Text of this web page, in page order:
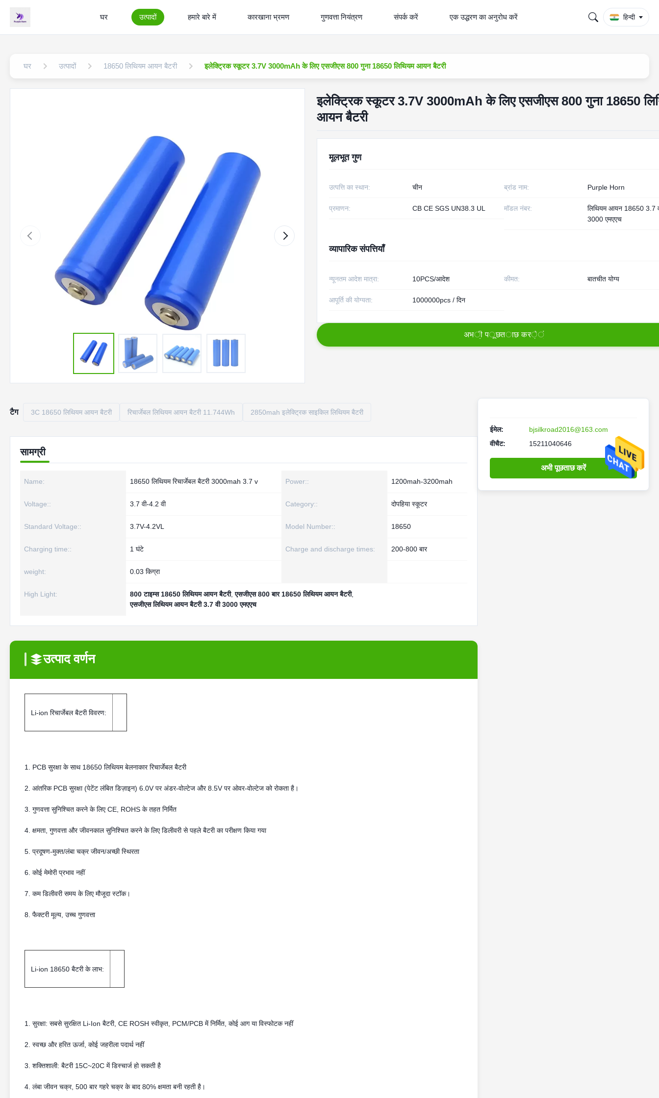
घर उत्पादों हमारे बारे में कारखाना भ्रमण गुणवत्ता नियंत्रण संपर्क करें एक उद्धरण का अनुरोध करें हिन्दी
घर उत्पादों 18650 लिथियम आयन बैटरी इलेक्ट्रिक स्कूटर 3.7V 3000mAh के लिए एसजीएस 800 गुना 18650 लिथियम आयन बैटरी
इलेक्ट्रिक स्कूटर 3.7V 3000mAh के लिए एसजीएस 800 गुना 18650
आयन बैटरी
मूलभूत गुण
उत्पत्ति का स्थान: चीन ब्रांड नाम: Purple Horn
प्रमाणन: CB CE SGS UN38.3 UL मॉडल नंबर:
लिथियम आयन 18650 3.7
3000 एमएएच
व्यापारिक संपत्तियाँ
न्यूनतम आदेश मात्रा: 10PCS/आदेश कीमत: बातचीत योग्य
आपूर्ति की योग्यता: 1000000pcs / दिन
अभी पूछताछ करें
टैग 3C 18650 लिथियम आयन बैटरी रिचार्जेबल लिथियम आयन बैटरी 11.744Wh 2850mah इलेक्ट्रिक साइकिल लिथियम बैटरी
सामग्री
Name: 18650 लिथियम रिचार्जेबल बैटरी 3000mah 3.7 v Power:: 1200mah-3200mah
Voltage:: 3.7 वी-4.2 वी Category:: दोपहिया स्कूटर
Standard Voltage:: 3.7V-4.2VL Model Number:: 18650
Charging time:: 1 घंटे Charge and discharge times: 200-800 बार
weight: 0.03 किग्रा
High Light: 800 टाइम्स 18650 लिथियम आयन बैटरी,एसजीएस 800 बार 18650 लिथियम आयन बैटरी,
एसजीएस लिथियम आयन बैटरी 3.7 वी 3000 एमएएच
उत्पाद वर्णन
Li-ion रिचार्जेबल बैटरी विवरण:
1. PCB सुरक्षा के साथ 18650 लिथियम बेलनाकार रिचार्जेबल बैटरी
2. आंतरिक PCB सुरक्षा (पेटेंट लंबित डिज़ाइन) 6.0V पर अंडर-वोल्टेज और 8.5V पर ओवर-वोल्टेज को रोकता है।
3. गुणवत्ता सुनिश्चित करने के लिए CE, ROHS के तहत निर्मित
4. क्षमता, गुणवत्ता और जीवनकाल सुनिश्चित करने के लिए डिलीवरी से पहले बैटरी का परीक्षण किया गया
5. प्रदूषण-मुक्त/लंबा चक्र जीवन/अच्छी स्थिरता
6. कोई मेमोरी प्रभाव नहीं
7. कम डिलीवरी समय के लिए मौजूदा स्टॉक।
8. फैक्टरी मूल्य, उच्च गुणवत्ता
Li-ion 18650 बैटरी के लाभ:
1. सुरक्षा: सबसे सुरक्षित Li-Ion बैटरी, CE ROSH स्वीकृत, PCM/PCB में निर्मित, कोई आग या विस्फोटक नहीं
2. स्वच्छ और हरित ऊर्जा, कोई जहरीला पदार्थ नहीं
3. शक्तिशाली: बैटरी 15C~20C में डिस्चार्ज हो सकती है
4. लंबा जीवन चक्र, 500 बार गहरे चक्र के बाद 80% क्षमता बनी रहती है।
ईमेल:
bjsilkroad2016@163.com
वीचैट:
15211040646
अभी पूछताछ करें